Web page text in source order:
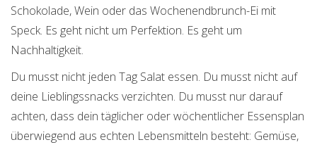
Schokolade, Wein oder das Wochenendbrunch-Ei mit
Speck. Es geht nicht um Perfektion. Es geht um
Nachhaltigkeit.
Du musst nicht jeden Tag Salat essen. Du musst nicht auf
deine Lieblingssnacks verzichten. Du musst nur darauf
achten, dass dein täglicher oder wöchentlicher Essensplan
überwiegend aus echten Lebensmitteln besteht: Gemüse,